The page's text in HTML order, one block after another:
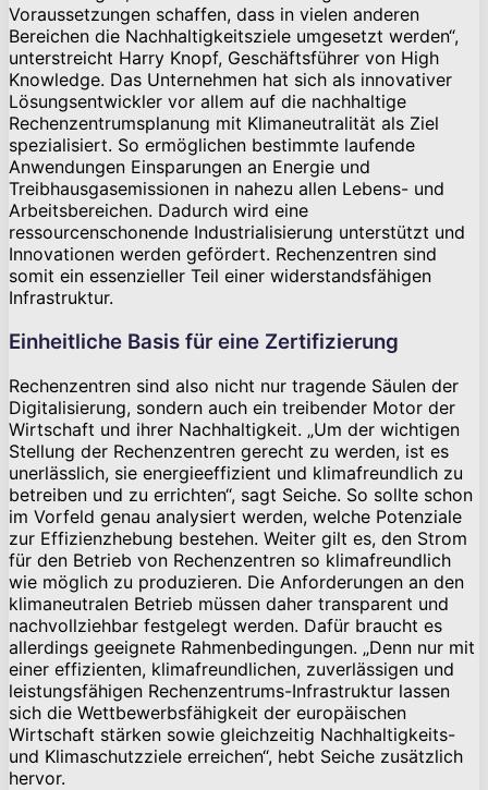
Voraussetzungen schaffen, dass in vielen anderen
Bereichen die Nachhaltigkeitsziele umgesetzt werden“,
unterstreicht Harry Knopf, Geschäftsführer von High
Knowledge. Das Unternehmen hat sich als innovativer
Lösungsentwickler vor allem auf die nachhaltige
Rechenzentrumsplanung mit Klimaneutralität als Ziel
spezialisiert. So ermöglichen bestimmte laufende
Anwendungen Einsparungen an Energie und
Treibhausgasemissionen in nahezu allen Lebens- und
Arbeitsbereichen. Dadurch wird eine
ressourcenschonende Industrialisierung unterstützt und
Innovationen werden gefördert. Rechenzentren sind
somit ein essenzieller Teil einer widerstandsfähigen
Infrastruktur.
Einheitliche Basis für eine Zertifizierung
Rechenzentren sind also nicht nur tragende Säulen der
Digitalisierung, sondern auch ein treibender Motor der
Wirtschaft und ihrer Nachhaltigkeit. „Um der wichtigen
Stellung der Rechenzentren gerecht zu werden, ist es
unerlässlich, sie energieeffizient und klimafreundlich zu
betreiben und zu errichten“, sagt Seiche. So sollte schon
im Vorfeld genau analysiert werden, welche Potenziale
zur Effizienzhebung bestehen. Weiter gilt es, den Strom
für den Betrieb von Rechenzentren so klimafreundlich
wie möglich zu produzieren. Die Anforderungen an den
klimaneutralen Betrieb müssen daher transparent und
nachvollziehbar festgelegt werden. Dafür braucht es
allerdings geeignete Rahmenbedingungen. „Denn nur mit
einer effizienten, klimafreundlichen, zuverlässigen und
leistungsfähigen Rechenzentrums-Infrastruktur lassen
sich die Wettbewerbsfähigkeit der europäischen
Wirtschaft stärken sowie gleichzeitig Nachhaltigkeits-
und Klimaschutzziele erreichen“, hebt Seiche zusätzlich
hervor.